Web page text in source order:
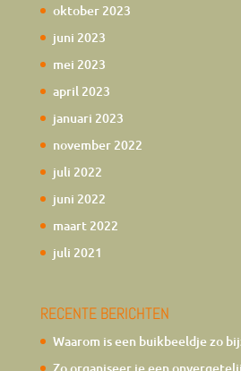
oktober 2023
juni 2023
mei 2023
april 2023
januari 2023
november 2022
juli 2022
juni 2022
maart 2022
juli 2021
RECENTE BERICHTEN
Waarom is een buikbeeldje zo